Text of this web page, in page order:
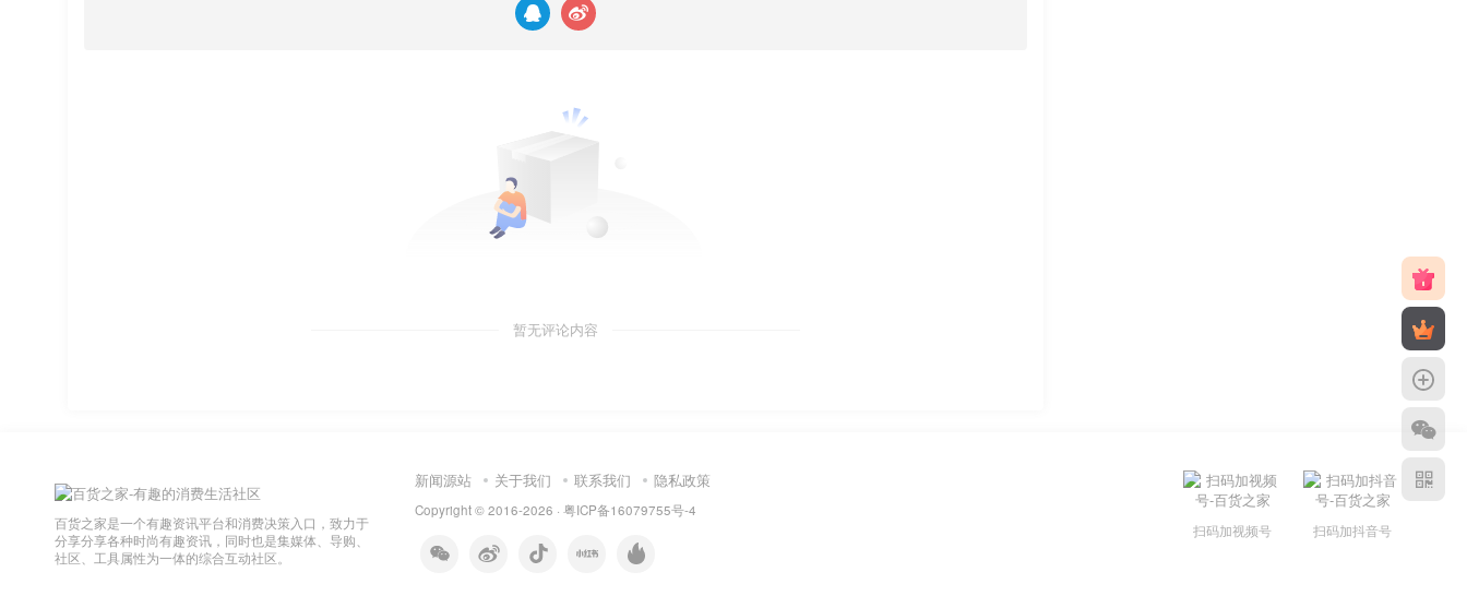
暂无评论内容
百货之家是一个有趣资讯平台和消费决策入口，致力于
分享分享各种时尚有趣资讯，同时也是集媒体、导购、
社区、工具属性为一体的综合互动社区。
新闻源站 关于我们 联系我们 隐私政策
Copyright © 2016-2026 · 粤ICP备16079755号-4
扫码加视频号
扫码加抖音号